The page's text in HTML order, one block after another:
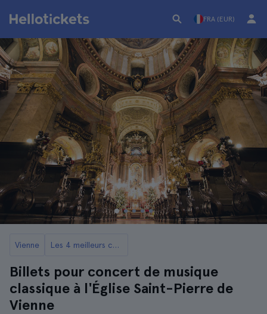
FRA (EUR)
Vienne Les 4 meilleurs concerts de musique classique à Vienne
Billets pour concert de musique
classique à l'Église Saint-Pierre de
Vienne